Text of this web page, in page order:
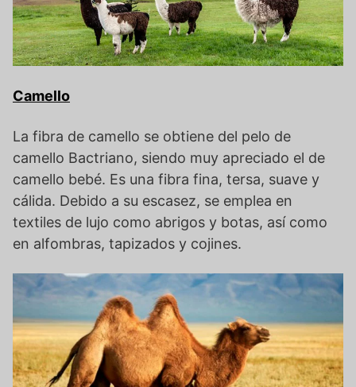
Camello
La fibra de camello se obtiene del pelo de
camello Bactriano, siendo muy apreciado el de
camello bebé. Es una fibra fina, tersa, suave y
cálida. Debido a su escasez, se emplea en
textiles de lujo como abrigos y botas, así como
en alfombras, tapizados y cojines.